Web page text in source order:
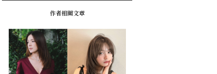
作者相關文章